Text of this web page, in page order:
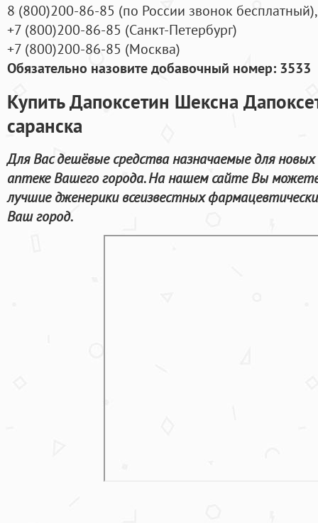
8 (800)200-86-85 (по России звонок бесплатный),
+7 (800)200-86-85 (Санкт-Петербург)
+7 (800)200-86-85 (Москва)
Обязательно назовите добавочный номер: 3533
Купить Дапоксетин Шексна
саранска
Для Вас дешёвые средства назначаемые для
аптеке Вашего города. На нашем сайте Вы
лучшие дженерики всеизвестных
Ваш город.